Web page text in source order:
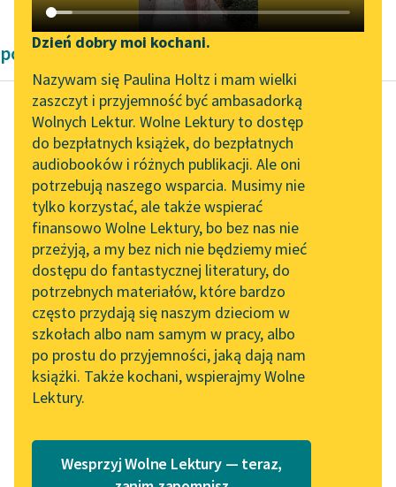
Katalog DAISY
Podkasty o książkach
Zgłoś brak utworu
Aktualności
„Prokurator Alicja Horn”
do słuchania
Byliśmy częścią AI Impact
Lab
Zapraszamy na spotkanie
online z tłumaczkami
literatury skandynawskiej
Spotkanie z Katarzyną
Tunkiel w Oslo
102. lata temu zmarł
Joseph Conrad
Lektury szkolne i klasyka
Narzędzia
Mapa Wolnych Lektur
Leśmianator
Przewodnik dla piszących i
czytających
API
OAI-PMH
Widget Wolnych Lektur
Przypisy
Katalog w formacie PDF
Dzień dobry moi kochani.
Nazywam się Paulina Holtz i mam wielki
zaszczyt i przyjemność być ambasadorką
Wolnych Lektur. Wolne Lektury to dostęp
do bezpłatnych książek, do bezpłatnych
audiobooków i różnych publikacji. Ale oni
potrzebują naszego wsparcia. Musimy nie
tylko korzystać, ale także wspierać
finansowo Wolne Lektury, bo bez nas nie
przeżyją, a my bez nich nie będziemy mieć
dostępu do fantastycznej literatury, do
potrzebnych materiałów, które bardzo
często przydają się naszym dzieciom w
szkołach albo nam samym w pracy, albo
po prostu do przyjemności, jaką dają nam
książki. Także kochani, wspierajmy Wolne
Lektury.
Wesprzyj Wolne Lektury — teraz,
powieści poetyckie
Juliusz Słowacki
Lambro
Czytaj więcej
Wacław